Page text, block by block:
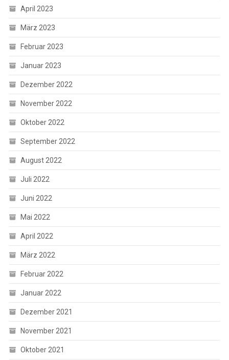
April 2023
März 2023
Februar 2023
Januar 2023
Dezember 2022
November 2022
Oktober 2022
September 2022
August 2022
Juli 2022
Juni 2022
Mai 2022
April 2022
März 2022
Februar 2022
Januar 2022
Dezember 2021
November 2021
Oktober 2021